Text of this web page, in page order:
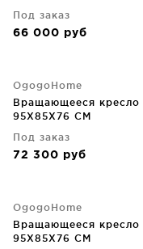
Под заказ
66 000 руб
OgogoHome
Вращающееся кресло
95X85X76 CM
Под заказ
72 300 руб
OgogoHome
Вращающееся кресло
95X85X76 CM